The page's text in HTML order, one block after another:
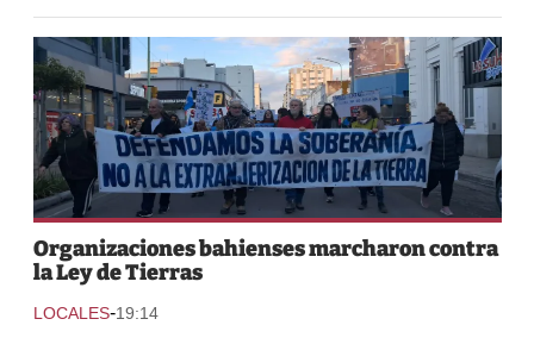
Organizaciones bahienses marcharon contra
la Ley de Tierras
LOCALES-19:14